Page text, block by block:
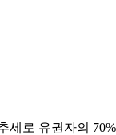
로 유권자의